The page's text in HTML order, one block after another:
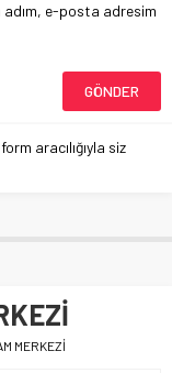
adım, e-posta adresim
aracılığıyla siz
MERKEZİ